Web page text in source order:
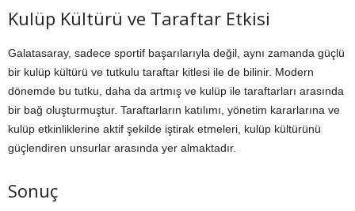
Kulüp Kültürü ve Taraftar Etkisi
Galatasaray, sadece sportif başarılarıyla değil, aynı zamanda güçlü
bir kulüp kültürü ve tutkulu taraftar kitlesi ile de bilinir. Modern
dönemde bu tutku, daha da artmış ve kulüp ile taraftarları arasında
bir bağ oluşturmuştur. Taraftarların katılımı, yönetim kararlarına ve
kulüp etkinliklerine aktif şekilde iştirak etmeleri, kulüp kültürünü
güçlendiren unsurlar arasında yer almaktadır.
Sonuç